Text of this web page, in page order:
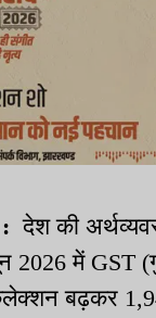
देश की
2026 में GST
बढ़कर